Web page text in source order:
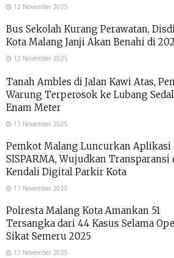
12 November 2025
Bus Sekolah Kurang Perawatan,
Kota Malang Janji Akan Benahi di
12 November 2025
Tanah Ambles di Jalan Kawi Atas,
Warung Terperosok ke Lubang
Enam Meter
11 November 2025
Pemkot Malang Luncurkan Aplikasi
SISPARMA, Wujudkan Transparansi
Kendali Digital Parkir Kota
11 November 2025
Polresta Malang Kota Amankan 51
Tersangka dari 44 Kasus Selama
Sikat Semeru 2025
11 November 2025